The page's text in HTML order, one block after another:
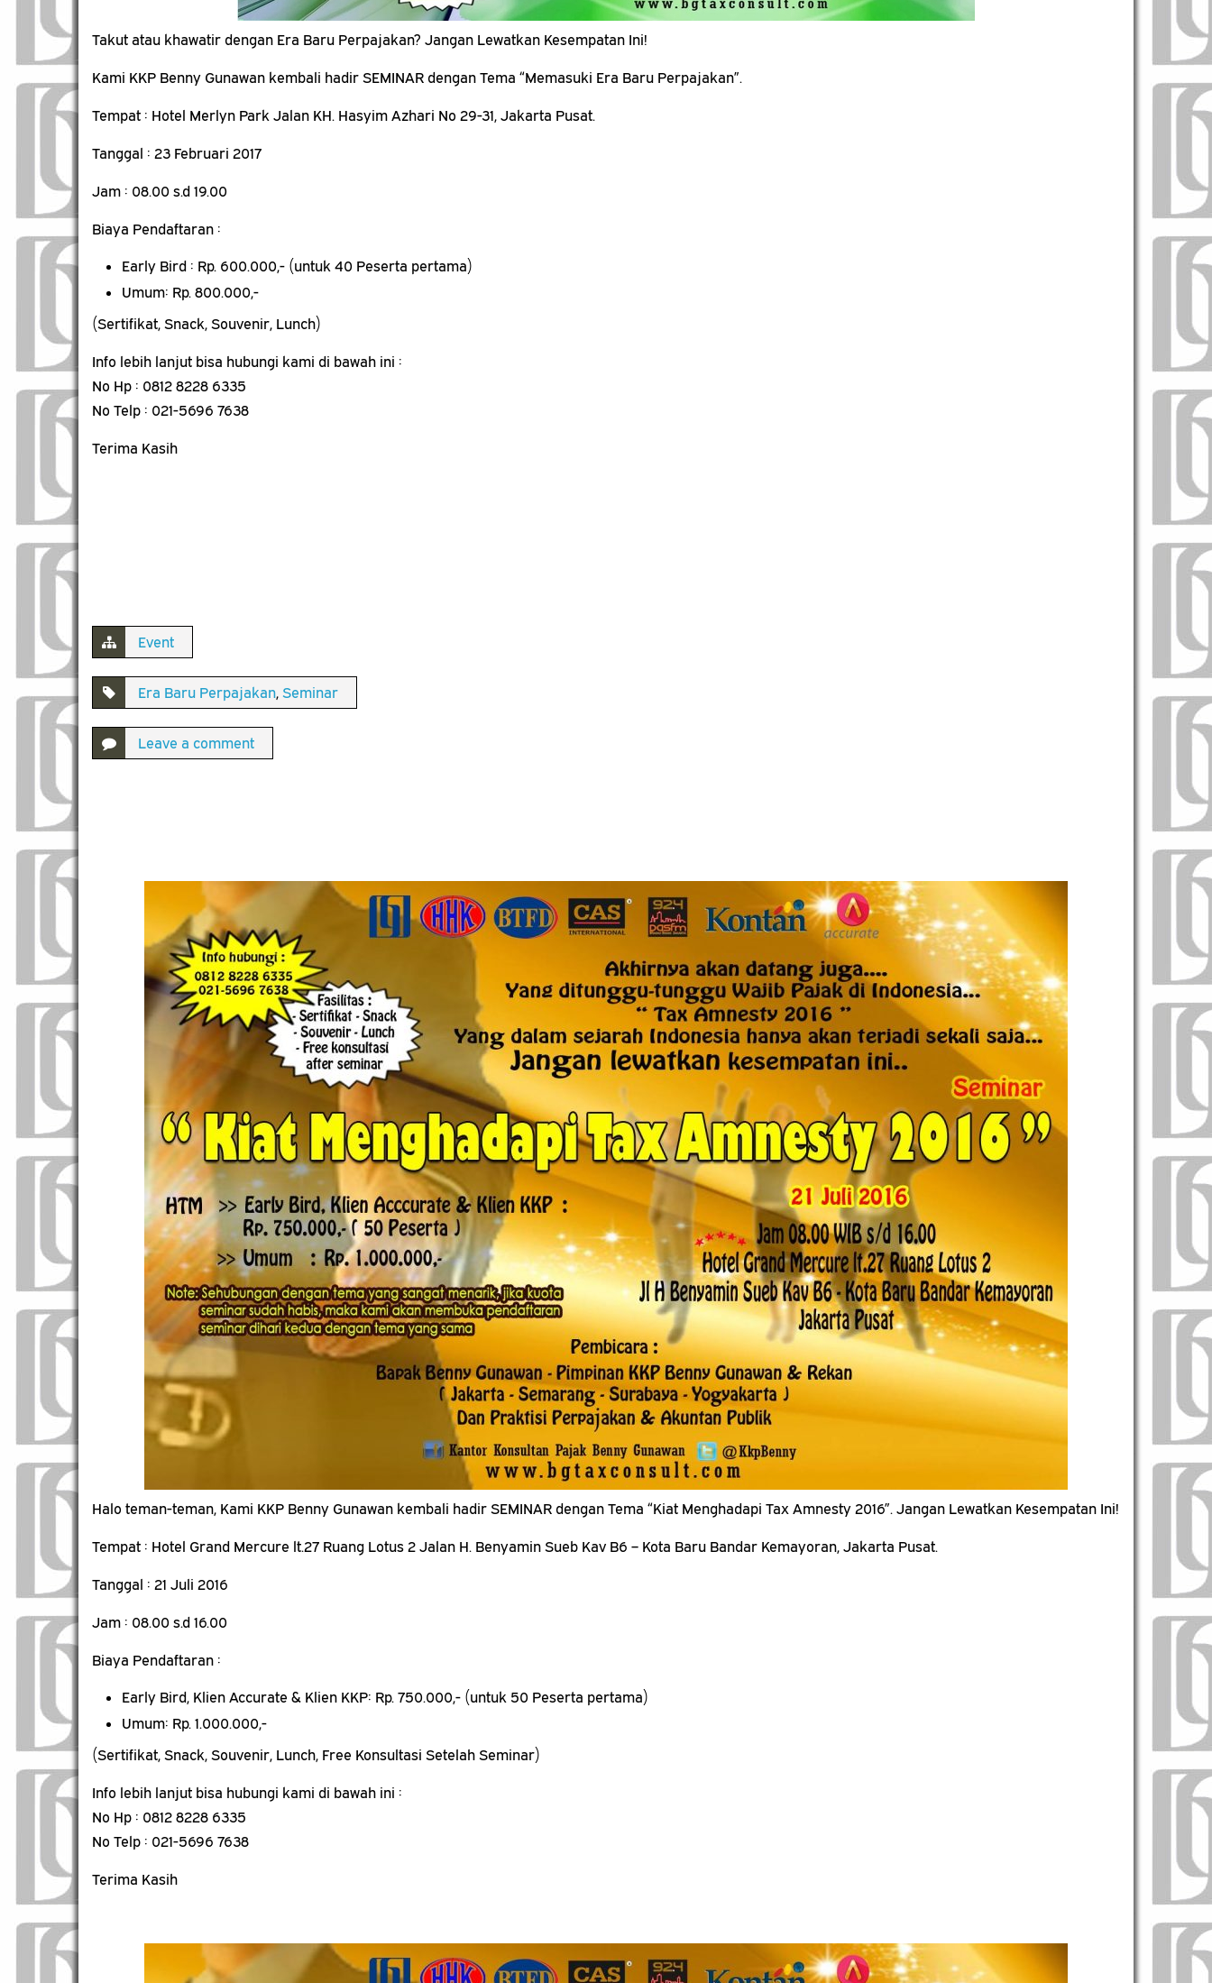
Takut atau khawatir dengan Era Baru Perpajakan? Jangan Lewatkan Kesempatan Ini!
Kami KKP Benny Gunawan kembali hadir SEMINAR dengan Tema “Memasuki Era Baru Perpajakan”.
Tempat : Hotel Merlyn Park Jalan KH. Hasyim Azhari No 29-31, Jakarta Pusat.
Tanggal : 23 Februari 2017
Jam : 08.00 s.d 19.00
Biaya Pendaftaran :
Early Bird : Rp. 600.000,- (untuk 40 Peserta pertama)
Umum: Rp. 800.000,-
(Sertifikat, Snack, Souvenir, Lunch)
Info lebih lanjut bisa hubungi kami di bawah ini :
No Hp : 0812 8228 6335
No Telp : 021-5696 7638
Terima Kasih
Event
Era Baru Perpajakan, Seminar
Leave a comment
Halo teman-teman, Kami KKP Benny Gunawan kembali hadir SEMINAR dengan Tema “Kiat Menghadapi Tax Amnesty 2016”. Jangan Lewatkan Kesempatan Ini!
Tempat : Hotel Grand Mercure lt.27 Ruang Lotus 2 Jalan H. Benyamin Sueb Kav B6 – Kota Baru Bandar Kemayoran, Jakarta Pusat.
Tanggal : 21 Juli 2016
Jam : 08.00 s.d 16.00
Biaya Pendaftaran :
Early Bird, Klien Accurate & Klien KKP: Rp. 750.000,- (untuk 50 Peserta pertama)
Umum: Rp. 1.000.000,-
(Sertifikat, Snack, Souvenir, Lunch, Free Konsultasi Setelah Seminar)
Info lebih lanjut bisa hubungi kami di bawah ini :
No Hp : 0812 8228 6335
No Telp : 021-5696 7638
Terima Kasih